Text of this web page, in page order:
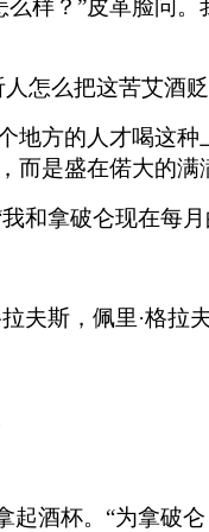
样？”皮革脸问
怎么把这苦艾酒
地方的人才喝这
是盛在偌大的满
我和拿破仑现在每
夫斯，佩里·格拉
起酒杯。“为拿